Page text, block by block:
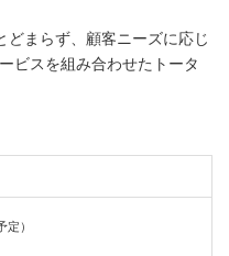
どまらず、顧客ニーズに応じ
ビスを組み合わせたトータ
定）